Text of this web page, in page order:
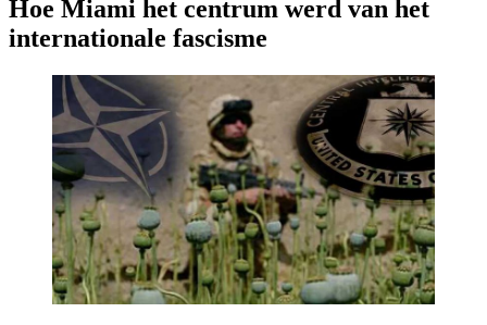
Hoe Miami het centrum werd van het
internationale fascisme